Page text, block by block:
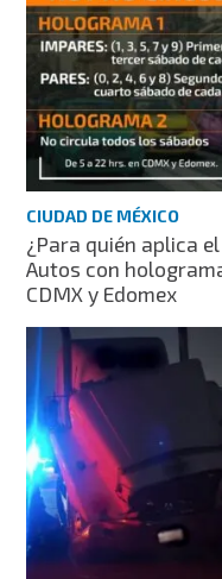
CIUDAD DE MÉXICO
¿Para quién aplica
Autos con
CDMX y Edomex